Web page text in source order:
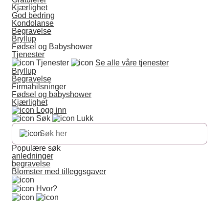
Kjærlighet
God bedring
Kondolanse
Begravelse
Bryllup
Fødsel og Babyshower
Tjenester
Tjenester
Se alle våre tjenester
Bryllup
Begravelse
Firmahilsninger
Fødsel og babyshower
Kjærlighet
Logg inn
Søk
Lukk
Populære søk
anledninger
begravelse
Blomster med tilleggsgaver
Hvor?